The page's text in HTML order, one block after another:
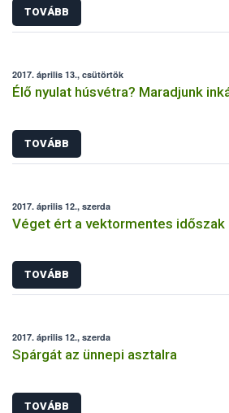
TOVÁBB
2017. április 13., csütörtök
Élő nyulat húsvétra? Maradjunk
TOVÁBB
2017. április 12., szerda
Véget ért a vektormentes időszak
TOVÁBB
2017. április 12., szerda
Spárgát az ünnepi asztalra
TOVÁBB